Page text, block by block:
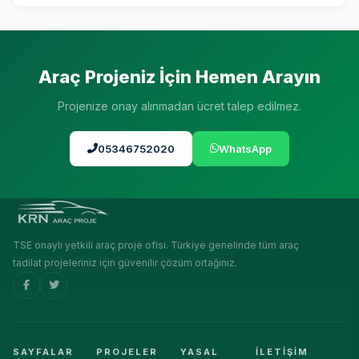
Araç Projeniz İçin Hemen Arayın
Projenize onay alınmadan ücret talep edilmez.
05346752020 WhatsApp
TSE onaylı yetkili araç proje ofisi. Türkiye genelinde tüm araç
tadilat projeleriniz için güvenilir çözüm ortağınız.
SAYFALAR PROJELER YASAL İLETIŞIM